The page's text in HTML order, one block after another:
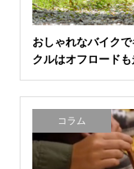
おしゃれなバイク
クルはオフロード
コラム